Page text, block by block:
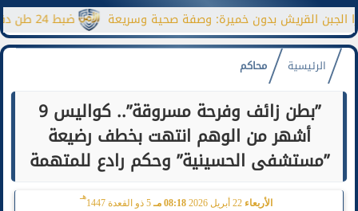
ضبط 24 طن دقيق مدعم قبل بيعها بالسوق السوداء القريش بدون خميرة: وصفة صحية وسريعة
الرئيسية محاكم
”بطن زائف وفرحة مسروقة”.. كواليس 9
أشهر من الوهم انتهت بخطف رضيعة
”مستشفى الحسينية” وحكم رادع للمتهمة
الأربعاء 22 أبريل 2026 08:18 مـ 5 ذو القعدة 1447
هـ